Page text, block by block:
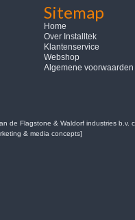
Sitemap
Home
Over Installtek
Klantenservice
Webshop
Algemene voorwaarden
de Flagstone & Waldorf industries b.v.
& media concepts]